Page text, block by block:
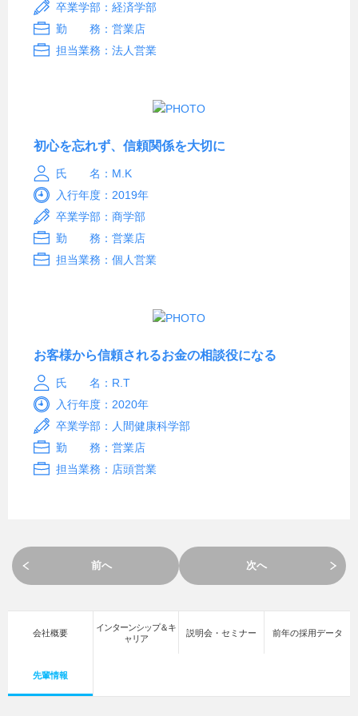
卒業学部：経済学部
勤 務：営業店
担当業務：法人営業
初心を忘れず、信頼関係を大切に
氏 名：M.K
入行年度：2019年
卒業学部：商学部
勤 務：営業店
担当業務：個人営業
お客様から信頼されるお金の相談役になる
氏 名：R.T
入行年度：2020年
卒業学部：人間健康科学部
勤 務：営業店
担当業務：店頭営業
前へ 次へ
会社概要
インターンシップ＆キ
ャリア
説明会・セミナー 前年の採用データ
先輩情報